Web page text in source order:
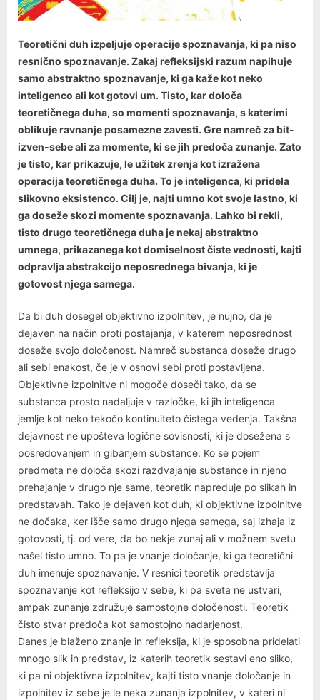
Teoretični duh izpeljuje operacije spoznavanja, ki pa niso
resnično spoznavanje. Zakaj refleksijski razum napihuje
samo abstraktno spoznavanje, ki ga kaže kot neko
inteligenco ali kot gotovi um. Tisto, kar določa
teoretičnega duha, so momenti spoznavanja, s katerimi
oblikuje ravnanje posamezne zavesti. Gre namreč za bit-
izven-sebe ali za momente, ki se jih predoča zunanje. Zato
je tisto, kar prikazuje, le užitek zrenja kot izražena
operacija teoretičnega duha. To je inteligenca, ki pridela
slikovno eksistenco. Cilj je, najti umno kot svoje lastno, ki
ga doseže skozi momente spoznavanja. Lahko bi rekli,
tisto drugo teoretičnega duha je nekaj abstraktno
umnega, prikazanega kot domiselnost čiste vednosti, kajti
odpravlja abstrakcijo neposrednega bivanja, ki je
gotovost njega samega.
Da bi duh dosegel objektivno izpolnitev, je nujno, da je
dejaven na način proti postajanja, v katerem neposrednost
doseže svojo določenost. Namreč substanca doseže drugo
ali sebi enakost, če je v osnovi sebi proti postavljena.
Objektivne izpolnitve ni mogoče doseči tako, da se
substanca prosto nadaljuje v razločke, ki jih inteligenca
jemlje kot neko tekočo kontinuiteto čistega vedenja. Takšna
dejavnost ne upošteva logične sovisnosti, ki je dosežena s
posredovanjem in gibanjem substance. Ko se pojem
predmeta ne določa skozi razdvajanje substance in njeno
prehajanje v drugo nje same, teoretik napreduje po slikah in
predstavah. Tako je dejaven kot duh, ki objektivne izpolnitve
ne dočaka, ker išče samo drugo njega samega, saj izhaja iz
gotovosti, tj. od vere, da bo nekje zunaj ali v možnem svetu
našel tisto umno. To pa je vnanje določanje, ki ga teoretični
duh imenuje spoznavanje. V resnici teoretik predstavlja
spoznavanje kot refleksijo v sebe, ki pa sveta ne ustvari,
ampak zunanje združuje samostojne določenosti. Teoretik
čisto stvar predoča kot samostojno nadarjenost.
Danes je blaženo znanje in refleksija, ki je sposobna pridelati
mnogo slik in predstav, iz katerih teoretik sestavi eno sliko,
ki pa ni objektivna izpolnitev, kajti tisto vnanje določanje in
izpolnitev iz sebe je le neka zunanja izpolnitev, v kateri ni